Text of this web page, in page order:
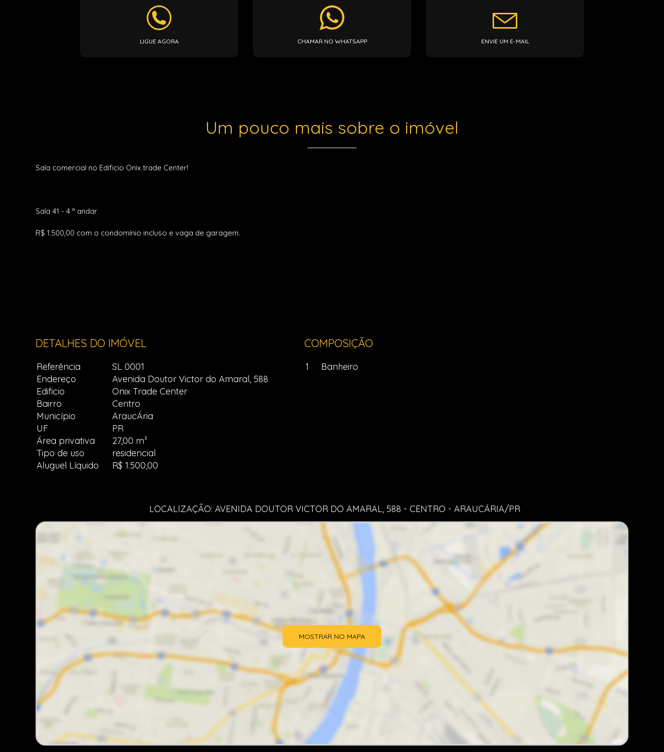
LIGUE AGORA CHAMAR NO WHATSAPP ENVIE UM E-MAIL
Um pouco mais sobre o imóvel
Sala comercial no Edificio Onix trade Center!
Sala 41 - 4 ª andar
R$ 1.500,00 com o condomínio incluso e vaga de garagem.
DETALHES DO IMÓVEL
Referência
SL 0001
Endereço
Avenida Doutor Victor do Amaral, 588
Edificio
Onix Trade Center
Bairro
Centro
Município
AraucÁria
UF
PR
Área privativa
27,00 m²
Tipo de uso
residencial
Aluguel Líquido
R$ 1.500,00
COMPOSIÇÃO
1 Banheiro
LOCALIZAÇÃO: AVENIDA DOUTOR VICTOR DO AMARAL, 588 - CENTRO - ARAUCÁRIA/PR
MOSTRAR NO MAPA